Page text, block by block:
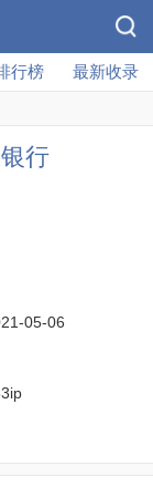
行榜 最新收录
行
05-06